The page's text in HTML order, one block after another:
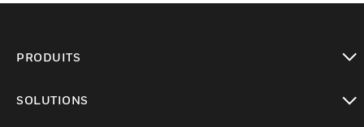
PRODUITS
SOLUTIONS